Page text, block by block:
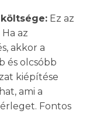
Ez az
az
akkor a
és olcsóbb
kiépítése
ami a
Fontos